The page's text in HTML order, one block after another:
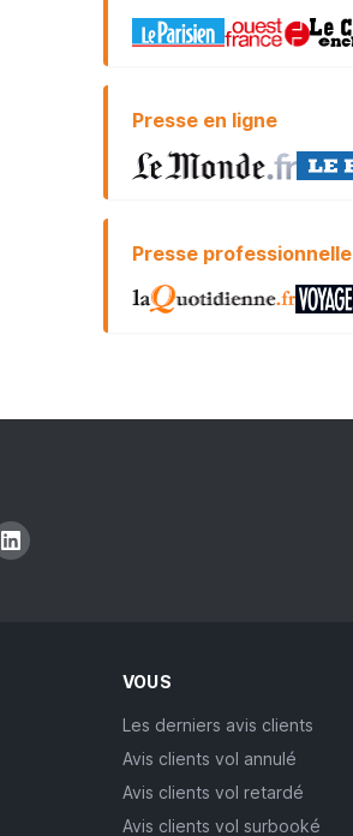
Presse en ligne
Presse professionnelle
VOUS
Les derniers avis clients
Avis clients vol annulé
Avis clients vol retardé
Avis clients vol surbooké